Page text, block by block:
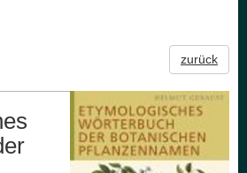
zurück